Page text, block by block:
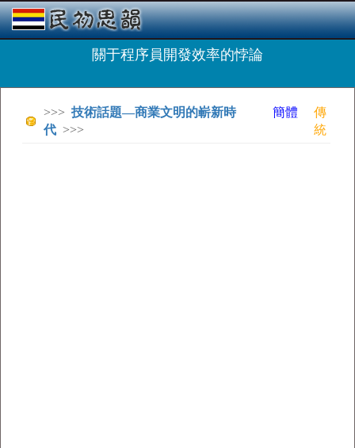
關于程序員開發效率的悖論
>>> 技術話題—商業文明的嶄新時
代 >>>
簡體
傳
統